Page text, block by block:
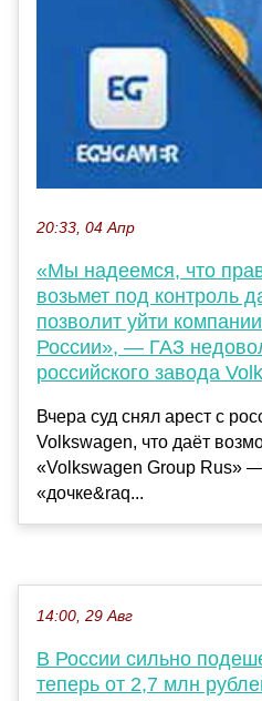
20:33, 04 Апр
«Мы надеемся, что
возьмет под контроль
позволит уйти
России», — ГАЗ
российского завода
Вчера суд снял арест с
Volkswagen, что даёт
«Volkswagen Group Rus»
«дочке&raq...
14:00, 29 Авг
В России сильно
теперь от 2,7 млн